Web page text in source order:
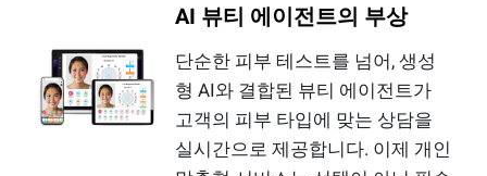
AI 뷰티 에이전트의 부상
단순한 피부 테스트를 넘어, 생성
형 AI와 결합된 뷰티 에이전트가
고객의 피부 타입에 맞는 상담을
실시간으로 제공합니다. 이제 개인